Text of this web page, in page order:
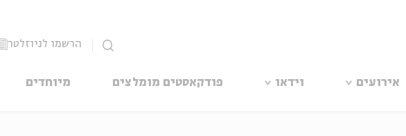
הרשמו לניוזלטר
אירועים וידאו פודקאסטים מומלצים מיוחדים